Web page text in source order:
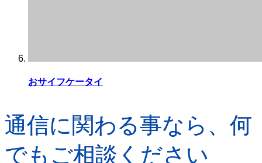
おサイフケータイ
通信に関わる事なら、何
でもご相談ください